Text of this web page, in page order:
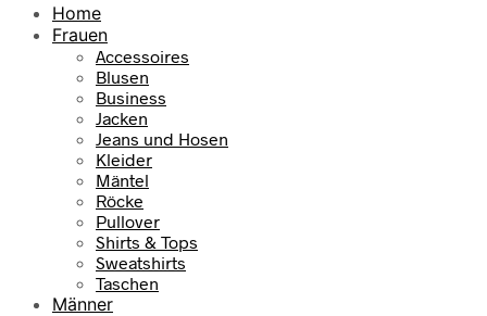
Home
Frauen
Accessoires
Blusen
Business
Jacken
Jeans und Hosen
Kleider
Mäntel
Röcke
Pullover
Shirts & Tops
Sweatshirts
Taschen
Männer